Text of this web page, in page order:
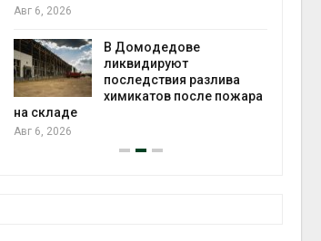
Авг 6, 2026
В Домодедове
ликвидируют
последствия разлива
химикатов после пожара
на складе
Авг 6, 2026